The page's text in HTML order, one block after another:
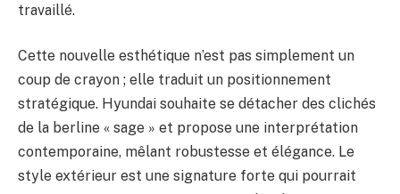
travaillé.
Cette nouvelle esthétique n’est pas simplement un
coup de crayon ; elle traduit un positionnement
stratégique. Hyundai souhaite se détacher des clichés
de la berline « sage » et propose une interprétation
contemporaine, mêlant robustesse et élégance. Le
style extérieur est une signature forte qui pourrait